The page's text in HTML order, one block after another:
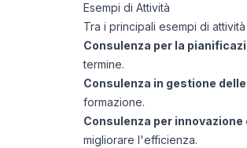
Esempi di Attività
Tra i principali esempi di
Consulenza per la
termine.
Consulenza in gestione
formazione.
Consulenza per
migliorare l'efficienza.